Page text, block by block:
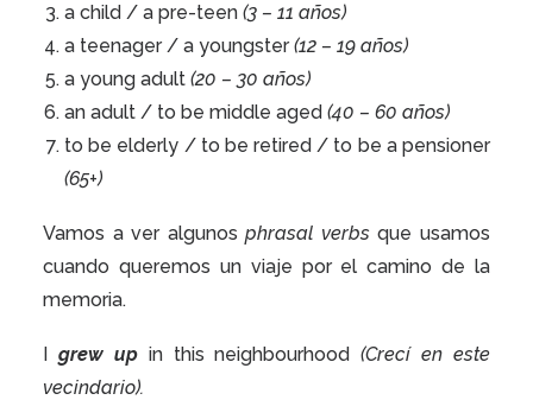
a child / a pre-teen (3 – 11 años)
a teenager / a youngster(12 – 19 años)
a young adult (20 – 30 años)
an adult / to be middle aged (40 – 60 años)
to be elderly / to be retired / to be a pensioner
(65+)
Vamos a ver algunosphrasal verbsque usamos
cuando queremos un viaje por el camino de la
memoria.
I grew upin this neighbourhood(Crecí en este
vecindario).